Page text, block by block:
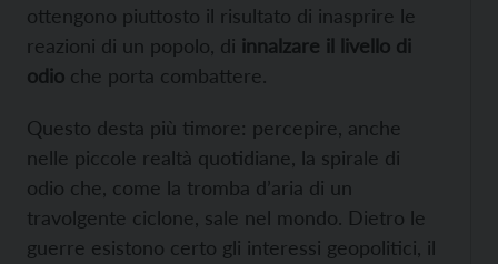
ottengono piuttosto il risultato di inasprire le
reazioni di un popolo, di innalzare il livello di
odio che porta combattere.
Questo desta più timore: percepire, anche
nelle piccole realtà quotidiane, la spirale di
odio che, come la tromba d’aria di un
travolgente ciclone, sale nel mondo. Dietro le
guerre esistono certo gli interessi geopolitici, il